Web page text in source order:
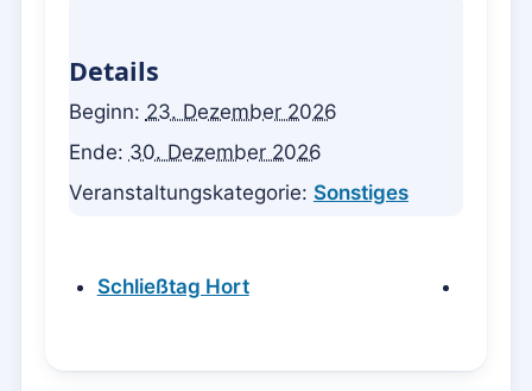
Details
Beginn: 23. Dezember 2026
Ende: 30. Dezember 2026
Veranstaltungskategorie: Sonstiges
Schließtag Hort